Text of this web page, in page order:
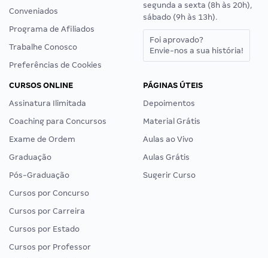
Conveniados
Programa de Afiliados
Trabalhe Conosco
Preferências de Cookies
segunda a sexta (8h às 20h),
sábado (9h às 13h).
Foi aprovado?
Envie-nos a sua história!
CURSOS ONLINE
Assinatura Ilimitada
Coaching para Concursos
Exame de Ordem
Graduação
Pós-Graduação
Cursos por Concurso
Cursos por Carreira
Cursos por Estado
Cursos por Professor
PÁGINAS ÚTEIS
Depoimentos
Material Grátis
Aulas ao Vivo
Aulas Grátis
Sugerir Curso